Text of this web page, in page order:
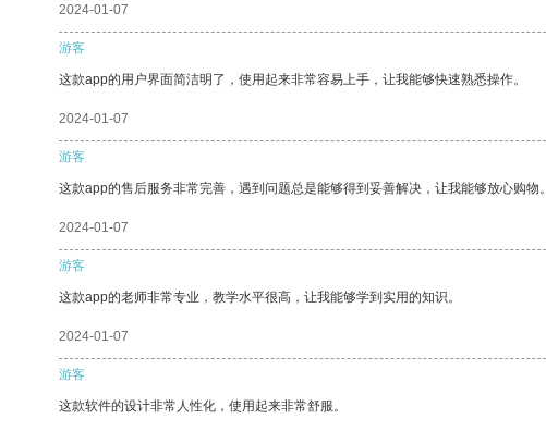
2024-01-07
游客
这款app的用户界面简洁明了，使用起来非常容易上手，让我能够快速熟悉操作。
2024-01-07
游客
这款app的售后服务非常完善，遇到问题总是能够得到妥善解决，让我能够放心购物。
2024-01-07
游客
这款app的老师非常专业，教学水平很高，让我能够学到实用的知识。
2024-01-07
游客
这款软件的设计非常人性化，使用起来非常舒服。